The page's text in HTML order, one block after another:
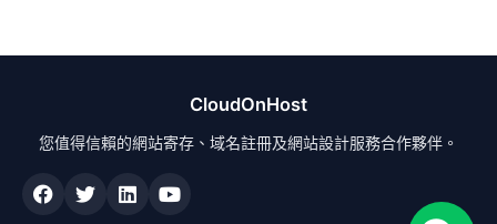
CloudOnHost
您值得信賴的網站寄存、域名註冊及網站設計服務合作夥伴。